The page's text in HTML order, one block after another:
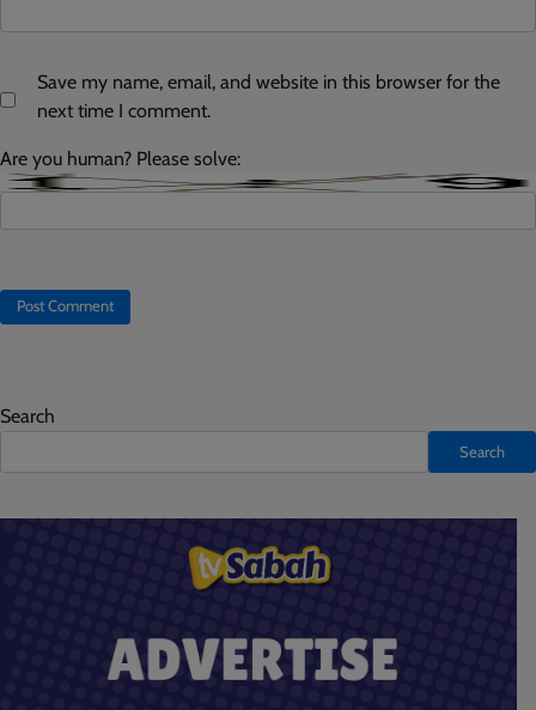
Save my name, email, and website in this browser for the
next time I comment.
Are you human? Please solve:
Search
Search